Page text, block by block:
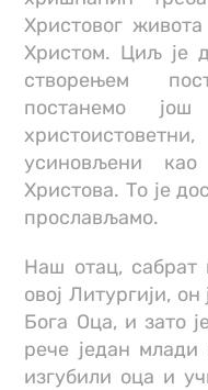
Христовог
Христом. Циљ је
створењем
постанемо још
усиновљени
Христова. То је
прослављамо.
Наш отац, сабрат
овој Литургији,
Бога Оца, и зато
рече један
изгубили оца и